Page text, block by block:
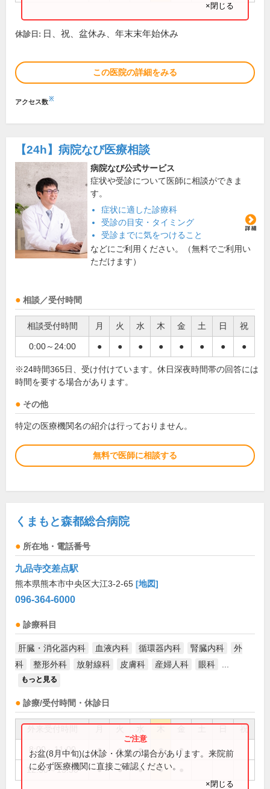
×閉じる
休診日: 日、祝、盆休み、年末末年始休み
この医院の詳細をみる
アクセス数※
【24h】 病院なび医療相談
病院なび公式サービス
症状や受診について医師に相談ができま
す。
症状に適した診療科
受診の目安・タイミング
受診までに気をつけること
などにご利用ください。（無料でご利用い
ただけます）
相談／受付時間
相談受付時間 月 火 水 木 金 土 日 祝
0:00～24:00 ● ● ● ● ● ● ● ●
※24時間365日、受け付けています。休日深夜時間帯の回答には
時間を要する場合があります。
その他
特定の医療機関名の紹介は行っておりません。
無料で医師に相談する
くまもと森都総合病院
所在地・電話番号
九品寺交差点駅
熊本県熊本市中央区大江3-2-65 [地図]
096-364-6000
診療科目
肝臓・消化器内科 血液内科 循環器内科 腎臓内科
外
科
整形外科 放射線科 皮膚科 産婦人科 眼科
もっと見る
診療/受付時間・休診日
祝
8:00～11:00 ● ● ● ● ●
12:30～15:30 ● ● ● ●
お盆(8月中旬)は休診・休業の場合があります。来院前
に必ず医療機関に直接ご確認ください。
×閉じる